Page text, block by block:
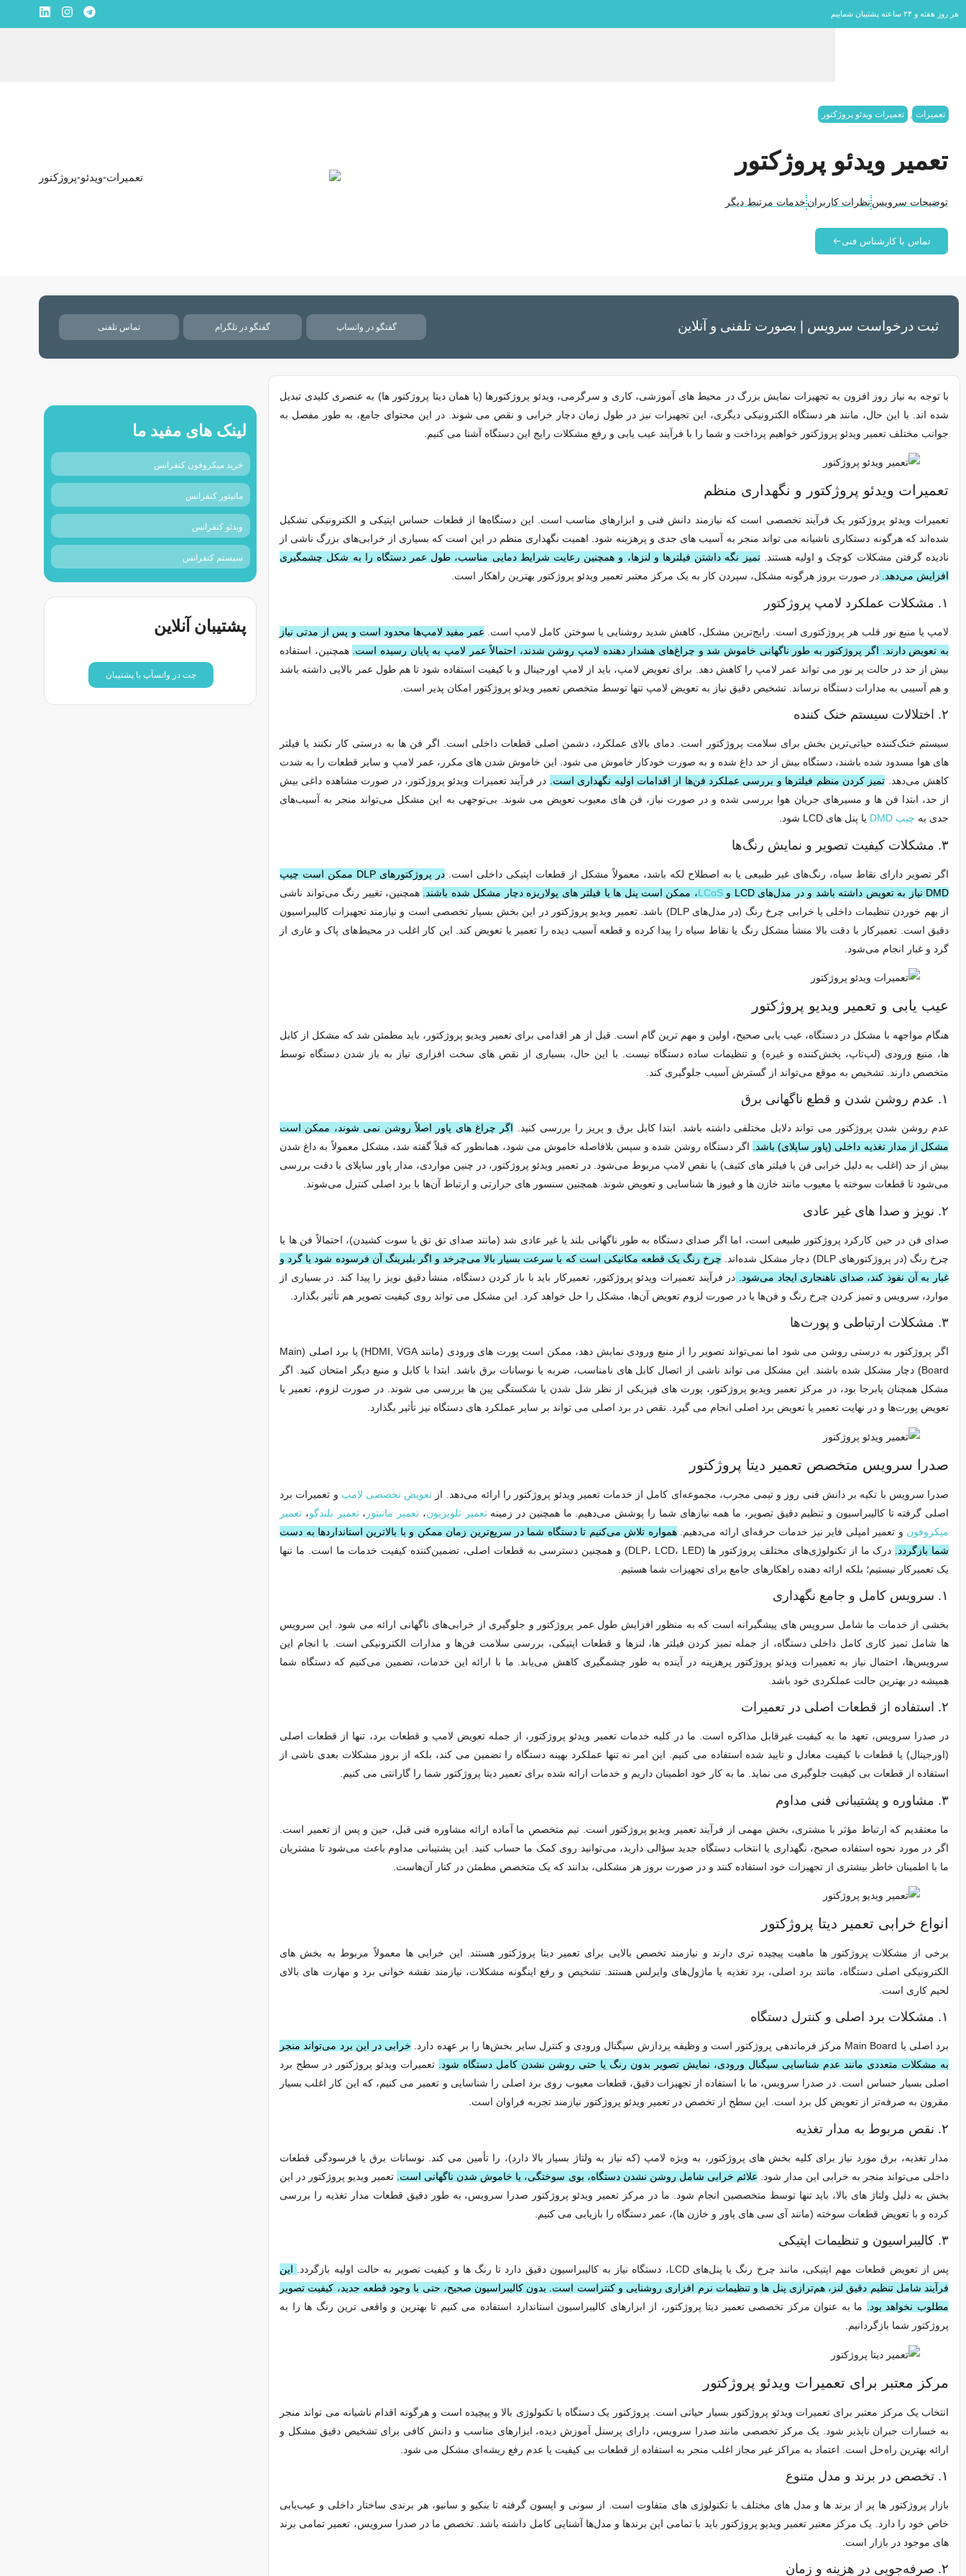
هر روز هفته و ۲۴ ساعته پشتیبان شماییم
تعمیرات , تعمیرات ویدئو پروژکتور
تعمیر ویدئو پروژکتور
توضیحات سرویس نظرات کاربران خدمات مرتبط دیگر
تماس با کارشناس فنی
ثبت درخواست سرویس | بصورت تلفنی و آنلاین گفتگو در واتساپ گفتگو در تلگرام تماس تلفنی
با توجه به نیاز روز افزون به تجهیزات نمایش بزرگ در محیط‌ های آموزشی، کاری و سرگرمی، ویدئو پروژکتورها (یا همان دیتا پروژکتور ها) به عنصری کلیدی تبدیل
شده‌ اند. با این حال، مانند هر دستگاه الکترونیکی دیگری، این تجهیزات نیز در طول زمان دچار خرابی و نقص می‌ شوند. در این محتوای جامع، به طور مفصل به
جوانب مختلف تعمیر ویدئو پروژکتور خواهیم پرداخت و شما را با فرآیند عیب‌ یابی و رفع مشکلات رایج این دستگاه آشنا می‌ کنیم.
تعمیرات ویدئو پروژکتور و نگهداری منظم
تعمیرات ویدئو پروژکتور یک فرآیند تخصصی است که نیازمند دانش فنی و ابزارهای مناسب است. این دستگاه‌ها از قطعات حساس اپتیکی و الکترونیکی تشکیل
شده‌اند که هرگونه دستکاری ناشیانه می‌ تواند منجر به آسیب‌ های جدی و پرهزینه شود. اهمیت نگهداری منظم در این است که بسیاری از خرابی‌های بزرگ ناشی از
نادیده‌ گرفتن مشکلات کوچک و اولیه هستند.تمیز نگه داشتن فیلترها و لنزها، و همچنین رعایت شرایط دمایی مناسب، طول عمر دستگاه را به شکل چشمگیری
افزایش می‌دهد. در صورت بروز هرگونه مشکل، سپردن کار به یک مرکز معتبر تعمیر ویدئو پروژکتور بهترین راهکار است.
۱. مشکلات عملکرد لامپ پروژکتور
لامپ یا منبع نور قلب هر پروژکتوری است. رایج‌ترین مشکل، کاهش شدید روشنایی یا سوختن کامل لامپ است. عمر مفید لامپ‌ها محدود است و پس از مدتی نیاز
به تعویض دارند. اگر پروژکتور به طور ناگهانی خاموش شد و چراغ‌های هشدار دهنده لامپ روشن شدند، احتمالاً عمر لامپ به پایان رسیده است. همچنین، استفاده
بیش از حد در حالت پر نور می‌ تواند عمر لامپ را کاهش دهد. برای تعویض لامپ، باید از لامپ اورجینال و با کیفیت استفاده شود تا هم طول عمر بالایی داشته باشد
و هم آسیبی به مدارات دستگاه نرساند. تشخیص دقیق نیاز به تعویض لامپ تنها توسط متخصص تعمیر ویدئو پروژکتور امکان‌ پذیر است.
۲. اختلالات سیستم خنک‌ کننده
سیستم خنک‌کننده حیاتی‌ترین بخش برای سلامت پروژکتور است. دمای بالای عملکرد، دشمن اصلی قطعات داخلی است. اگر فن‌ ها به درستی کار نکنند یا فیلتر
های هوا مسدود شده باشند، دستگاه بیش از حد داغ شده و به صورت خودکار خاموش می‌ شود. این خاموش شدن‌ های مکرر، عمر لامپ و سایر قطعات را به شدت
کاهش می‌دهد. تمیز کردن منظم فیلترها و بررسی عملکرد فن‌ها از اقدامات اولیه نگهداری است.
در فرآیند تعمیرات ویدئو پروژکتور، در صورت مشاهده داغی بیش
از حد، ابتدا فن‌ ها و مسیرهای جریان هوا بررسی شده و در صورت نیاز، فن‌ های معیوب تعویض می‌ شوند. بی‌توجهی به این مشکل می‌تواند منجر به آسیب‌های
جدی به چیپ‌ DMD یا پنل‌ های LCD شود.
۳. مشکلات کیفیت تصویر و نمایش رنگ‌ها
اگر تصویر دارای نقاط سیاه، رنگ‌های غیر طبیعی یا به اصطلاح لکه باشد، معمولاً مشکل از قطعات اپتیکی داخلی است.
در پروژکتورهای DLP ممکن است چیپ
DMD نیاز به تعویض داشته باشد و در مدل‌های LCD و
LCoS، ممکن است پنل‌ ها یا فیلتر های پولاریزه دچار مشکل شده باشند.
همچنین، تغییر رنگ می‌تواند ناشی
از بهم خوردن تنظیمات داخلی یا خرابی چرخ رنگ (در مدل‌های DLP) باشد. تعمیر ویدیو پروژکتور در این بخش بسیار تخصصی است و نیازمند تجهیزات کالیبراسیون
دقیق است. تعمیرکار با دقت بالا منشأ مشکل رنگ یا نقاط سیاه را پیدا کرده و قطعه آسیب دیده را تعمیر یا تعویض کند. این کار اغلب در محیط‌های پاک و عاری از
گرد و غبار انجام می‌شود.
عیب‌ یابی و تعمیر ویدیو پروژکتور
هنگام مواجهه با مشکل در دستگاه، عیب‌ یابی صحیح، اولین و مهم‌ ترین گام است. قبل از هر اقدامی برای تعمیر ویدیو پروژکتور، باید مطمئن شد که مشکل از کابل‌
ها، منبع ورودی (لپ‌تاپ، پخش‌کننده و غیره) و تنظیمات ساده دستگاه نیست. با این حال، بسیاری از نقص‌ های سخت‌ افزاری نیاز به باز شدن دستگاه توسط
متخصص دارند. تشخیص به موقع می‌تواند از گسترش آسیب جلوگیری کند.
۱. عدم روشن شدن و قطع ناگهانی برق
عدم روشن شدن پروژکتور می‌ تواند دلایل مختلفی داشته باشد. ابتدا کابل برق و پریز را بررسی کنید. اگر چراغ‌ های پاور اصلاً روشن نمی‌ شوند، ممکن است
مشکل از مدار تغذیه داخلی (پاور ساپلای) باشد. اگر دستگاه روشن شده و سپس بلافاصله خاموش می‌ شود، همانطور که قبلاً گفته شد، مشکل معمولاً به داغ شدن
بیش از حد (اغلب به دلیل خرابی فن یا فیلتر های کثیف) یا نقص لامپ مربوط می‌شود. در تعمیر ویدئو پروژکتور، در چنین مواردی، مدار پاور ساپلای با دقت بررسی
می‌شود تا قطعات سوخته یا معیوب مانند خازن‌ ها و فیوز ها شناسایی و تعویض شوند. همچنین سنسور های حرارتی و ارتباط آن‌ها با برد اصلی کنترل می‌شوند.
۲. نویز و صدا های غیر عادی
صدای فن در حین کارکرد پروژکتور طبیعی است، اما اگر صدای دستگاه به طور ناگهانی بلند یا غیر عادی شد (مانند صدای تق تق یا سوت کشیدن)، احتمالاً فن‌ ها یا
چرخ رنگ (در پروژکتورهای DLP) دچار مشکل شده‌اند.
چرخ رنگ یک قطعه مکانیکی است که با سرعت بسیار بالا می‌چرخد و اگر بلبرینگ آن فرسوده شود یا گرد و
غبار به آن نفوذ کند، صدای ناهنجاری ایجاد می‌شود. در فرآیند تعمیرات ویدئو پروژکتور، تعمیرکار باید با باز کردن دستگاه، منشأ دقیق نویز را پیدا کند. در بسیاری از
موارد، سرویس و تمیز کردن چرخ رنگ و فن‌ها یا در صورت لزوم تعویض آن‌ها، مشکل را حل خواهد کرد. این مشکل می‌ تواند روی کیفیت تصویر هم تأثیر بگذارد.
۳. مشکلات ارتباطی و پورت‌ها
اگر پروژکتور به درستی روشن می‌ شود اما نمی‌تواند تصویر را از منبع ورودی نمایش دهد، ممکن است پورت‌ های ورودی (مانند HDMI, VGA) یا برد اصلی (Main
Board) دچار مشکل شده باشند. این مشکل می‌ تواند ناشی از اتصال کابل‌ های نامناسب، ضربه یا نوسانات برق باشد. ابتدا با کابل و منبع دیگر امتحان کنید. اگر
مشکل همچنان پابرجا بود، در مرکز تعمیر ویدیو پروژکتور، پورت‌ های فیزیکی از نظر شل شدن یا شکستگی پین‌ ها بررسی می‌ شوند. در صورت لزوم، تعمیر یا
تعویض پورت‌ها و در نهایت تعمیر یا تعویض برد اصلی انجام می‌ گیرد. نقص در برد اصلی می‌ تواند بر سایر عملکرد های دستگاه نیز تأثیر بگذارد.
صدرا سرویس متخصص تعمیر دیتا پروژکتور
صدرا سرویس با تکیه بر دانش فنی روز و تیمی مجرب، مجموعه‌ای کامل از خدمات تعمیر ویدئو پروژکتور را ارائه می‌دهد. از تعویض تخصصی لامپ و تعمیرات برد
اصلی گرفته تا کالیبراسیون و تنظیم دقیق تصویر، ما همه نیازهای شما را پوشش می‌دهیم. ما همچنین در زمینهتعمیر تلویزیون، تعمیر مانیتور ،تعمیر بلندگو، تعمیر
میکروفون و تعمیر امپلی فایر نیز خدمات حرفه‌ای ارائه می‌دهیم.همواره تلاش می‌کنیم تا دستگاه شما در سریع‌ترین زمان ممکن و با بالاترین استانداردها به دست
شما بازگردد.
درک ما از تکنولوژی‌های مختلف پروژکتور ها (DLP، LCD، LED) و همچنین دسترسی به قطعات اصلی، تضمین‌کننده کیفیت خدمات ما است. ما تنها
یک تعمیرکار نیستیم؛ بلکه ارائه‌ دهنده راهکارهای جامع برای تجهیزات شما هستیم.
۱. سرویس‌ کامل و جامع نگهداری
بخشی از خدمات ما شامل سرویس‌ های پیشگیرانه است که به منظور افزایش طول عمر پروژکتور و جلوگیری از خرابی‌های ناگهانی ارائه می‌ شود. این سرویس‌
ها شامل تمیز کاری کامل داخلی دستگاه، از جمله تمیز کردن فیلتر ها، لنزها و قطعات اپتیکی، بررسی سلامت فن‌ها و مدارات الکترونیکی است. با انجام این
سرویس‌ها، احتمال نیاز به تعمیرات ویدئو پروژکتور پرهزینه در آینده به طور چشمگیری کاهش می‌یابد. ما با ارائه این خدمات، تضمین می‌کنیم که دستگاه شما
همیشه در بهترین حالت عملکردی خود باشد.
۲. استفاده از قطعات اصلی در تعمیرات
در صدرا سرویس، تعهد ما به کیفیت غیرقابل مذاکره است. ما در کلیه خدمات تعمیر ویدئو پروژکتور، از جمله تعویض لامپ و قطعات برد، تنها از قطعات اصلی
(اورجینال) یا قطعات با کیفیت معادل و تایید شده استفاده می‌ کنیم. این امر نه تنها عملکرد بهینه دستگاه را تضمین می‌ کند، بلکه از بروز مشکلات بعدی ناشی از
استفاده از قطعات بی‌ کیفیت جلوگیری می‌ نماید. ما به کار خود اطمینان داریم و خدمات ارائه شده برای تعمیر دیتا پروژکتور شما را گارانتی می‌ کنیم.
۳. مشاوره و پشتیبانی فنی مداوم
ما معتقدیم که ارتباط مؤثر با مشتری، بخش مهمی از فرآیند تعمیر ویدیو پروژکتور است. تیم متخصص ما آماده ارائه مشاوره فنی قبل، حین و پس از تعمیر است.
اگر در مورد نحوه استفاده صحیح، نگهداری یا انتخاب دستگاه جدید سؤالی دارید، می‌توانید روی کمک ما حساب کنید. این پشتیبانی مداوم باعث می‌شود تا مشتریان
ما با اطمینان خاطر بیشتری از تجهیزات خود استفاده کنند و در صورت بروز هر مشکلی، بدانند که یک متخصص مطمئن در کنار آن‌هاست.
انواع خرابی‌ تعمیر دیتا پروژکتور
برخی از مشکلات پروژکتور ها ماهیت پیچیده‌ تری دارند و نیازمند تخصص بالایی برای تعمیر دیتا پروژکتور هستند. این خرابی‌ ها معمولاً مربوط به بخش‌ های
الکترونیکی اصلی دستگاه، مانند برد اصلی، برد تغذیه یا ماژول‌های وایرلس هستند. تشخیص و رفع اینگونه مشکلات، نیازمند نقشه‌ خوانی برد و مهارت‌ های بالای
لحیم‌ کاری است.
۱. مشکلات برد اصلی و کنترل دستگاه
برد اصلی یا Main Board مرکز فرماندهی پروژکتور است و وظیفه پردازش سیگنال ورودی و کنترل سایر بخش‌ها را بر عهده دارد.
خرابی در این برد می‌تواند منجر
به مشکلات متعددی مانند عدم شناسایی سیگنال ورودی، نمایش تصویر بدون رنگ یا حتی روشن نشدن کامل دستگاه شود. تعمیرات ویدئو پروژکتور در سطح برد
اصلی بسیار حساس است. در صدرا سرویس، ما با استفاده از تجهیزات دقیق، قطعات معیوب روی برد اصلی را شناسایی و تعمیر می‌ کنیم، که این کار اغلب بسیار
مقرون به صرفه‌تر از تعویض کل برد است. این سطح از تخصص در تعمیر ویدئو پروژکتور نیازمند تجربه فراوان است.
۲. نقص‌ مربوط به مدار تغذیه
مدار تغذیه، برق مورد نیاز برای کلیه بخش‌ های پروژکتور، به ویژه لامپ (که نیاز به ولتاژ بسیار بالا دارد)، را تأمین می‌ کند. نوسانات برق یا فرسودگی قطعات
داخلی می‌تواند منجر به خرابی این مدار شود. علائم خرابی شامل روشن نشدن دستگاه، بوی سوختگی، یا خاموش شدن ناگهانی است. تعمیر ویدیو پروژکتور در این
بخش به دلیل ولتاژ های بالا، باید تنها توسط متخصصین انجام شود. ما در مرکز تعمیر ویدئو پروژکتور صدرا سرویس، به طور دقیق قطعات مدار تغذیه را بررسی
کرده و با تعویض قطعات سوخته (مانند آی‌ سی‌ های پاور و خازن‌ ها)، عمر دستگاه را بازیابی می‌ کنیم.
۳. کالیبراسیون و تنظیمات اپتیکی
پس از تعویض قطعات مهم اپتیکی، مانند چرخ رنگ یا پنل‌های LCD، دستگاه نیاز به کالیبراسیون دقیق دارد تا رنگ‌ ها و کیفیت تصویر به حالت اولیه بازگردد.
این
فرآیند شامل تنظیم دقیق لنز، هم‌ترازی پنل‌ ها و تنظیمات نرم‌ افزاری روشنایی و کنتراست است. بدون کالیبراسیون صحیح، حتی با وجود قطعه جدید، کیفیت تصویر
مطلوب نخواهد بود. ما به عنوان مرکز تخصصی تعمیر دیتا پروژکتور، از ابزارهای کالیبراسیون استاندارد استفاده می‌ کنیم تا بهترین و واقعی‌ ترین رنگ‌ ها را به
پروژکتور شما بازگردانیم.
مرکز معتبر برای تعمیرات ویدئو پروژکتور
انتخاب یک مرکز معتبر برای تعمیرات ویدئو پروژکتور بسیار حیاتی است. پروژکتور یک دستگاه با تکنولوژی بالا و پیچیده است و هرگونه اقدام ناشیانه می‌ تواند منجر
به خسارات جبران‌ ناپذیر شود. یک مرکز تخصصی مانند صدرا سرویس، دارای پرسنل آموزش‌ دیده، ابزارهای مناسب و دانش کافی برای تشخیص دقیق مشکل و
ارائه بهترین راه‌حل است. اعتماد به مراکز غیر مجاز اغلب منجر به استفاده از قطعات بی‌ کیفیت یا عدم رفع ریشه‌ای مشکل می‌ شود.
۱. تخصص در برند و مدل‌ متنوع
بازار پروژکتور ها پر از برند ها و مدل‌ های مختلف با تکنولوژی‌ های متفاوت است. از سونی و اپسون گرفته تا بنکیو و سانیو، هر برندی ساختار داخلی و عیب‌یابی
خاص خود را دارد. یک مرکز معتبر تعمیر ویدیو پروژکتور باید با تمامی این برندها و مدل‌ها آشنایی کامل داشته باشد. تخصص ما در صدرا سرویس، تعمیر تمامی برند
های موجود در بازار است.
۲. صرفه‌جویی در هزینه و زمان
لینک های مفید ما
خرید میکروفون کنفرانس
مانیتور کنفرانس
ویدئو کنفرانس
سیستم کنفرانس
پشتیبان آنلاین
چت در واتسآپ با پشتیبان